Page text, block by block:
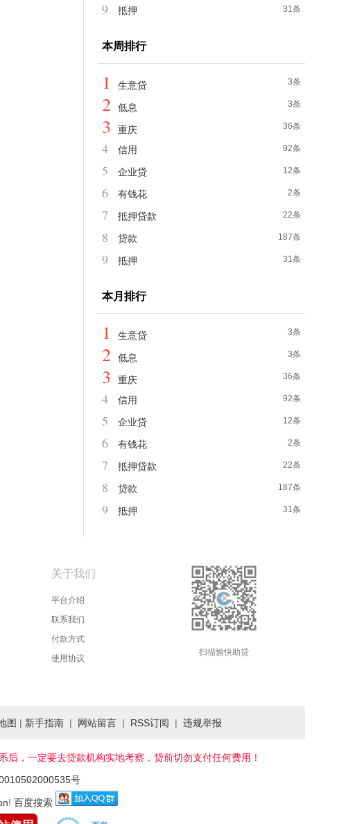
31条
9 抵押
本周排行
3条
1 生意贷
3条
2 低息
36条
3 重庆
92条
4 信用
12条
5 企业贷
2条
6 有钱花
22条
7 抵押贷款
187条
8 贷款
31条
9 抵押
本月排行
3条
1 生意贷
3条
2 低息
36条
3 重庆
92条
4 信用
12条
5 企业贷
2条
6 有钱花
22条
7 抵押贷款
187条
8 贷款
31条
9 抵押
关于我们
平台介绍
联系我们
付款方式
使用协议
扫描愉快助贷
图 | 新手指南 | 网站留言 | RSS订阅 | 违规举报
，一定要去贷款机构实地考察，贷前切勿支付任何费用！
号
! 百度搜索